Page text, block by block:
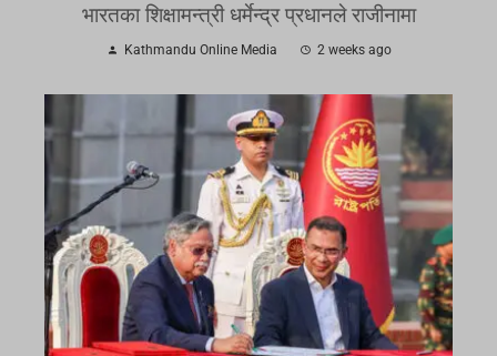
भारतका शिक्षामन्त्री धर्मेन्द्र प्रधानले राजीनामा
Kathmandu Online Media 2 weeks ago